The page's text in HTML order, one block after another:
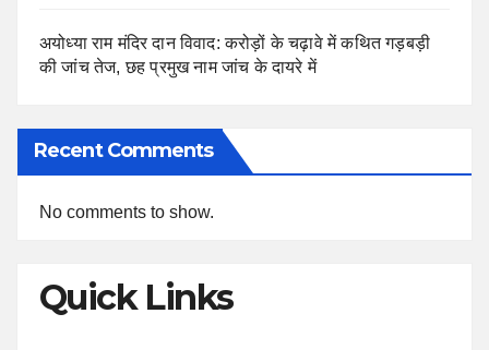
अयोध्या राम मंदिर दान विवाद: करोड़ों के चढ़ावे में कथित गड़बड़ी
की जांच तेज, छह प्रमुख नाम जांच के दायरे में
Recent Comments
No comments to show.
Quick Links